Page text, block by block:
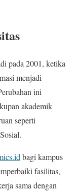
pada 2001, ketika
menjadi
ini
akademik
seperti
bagi kampus
fasilitas,
sama dengan